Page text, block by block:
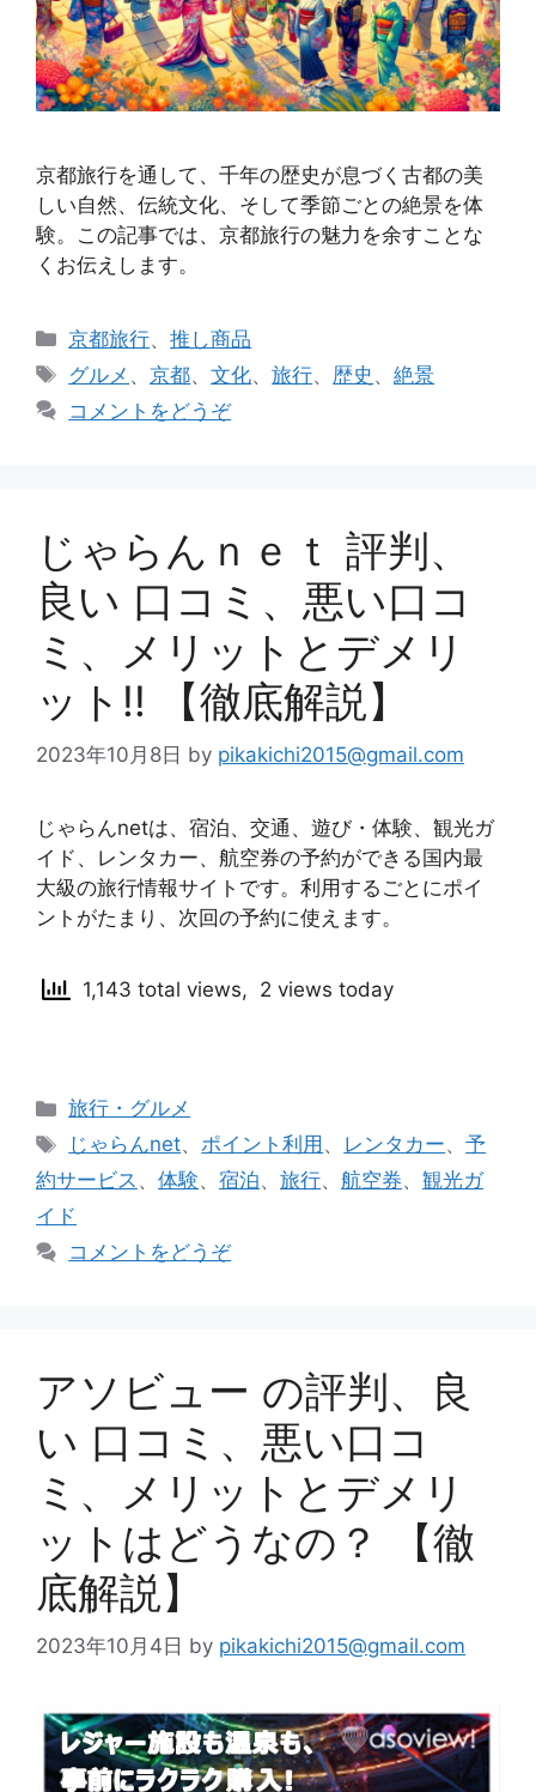
京都旅行を通して、千年の歴史が息づく古都の美
しい自然、伝統文化、そして季節ごとの絶景を体
験。この記事では、京都旅行の魅力を余すことな
くお伝えします。
カ
テ
リ
京都旅行、推し商品
タ
グ
グルメ 、京都、文化、旅行、 歴史 、絶景
コメントをどうぞ
じゃらんｎｅｔ 評判、
良い 口コミ、悪い口コ
ミ、メリットとデメリ
ット!! 【徹底解説】
2023年10月8日 by pikakichi2015@gmail.com
じゃらんnetは、宿泊、交通、遊び・体験、観光ガ
イド、レンタカー、航空券の予約ができる国内最
大級の旅行情報サイトです。利用するごとにポイ
ントがたまり、次回の予約に使えます。
1,143 total views, 2 views today
カ
テ
リ
ー
旅行・グルメ
タ
グ
じゃらんnet、ポイント利用 、 レンタカー、予
約サービス 、 体験、 宿泊、 旅行、 航空券、 観光ガ
イド
コメントをどうぞ
アソビュー の評判、良
い 口コミ、悪い口コ
ミ、メリットとデメリ
ットはどうなの？ 【徹
底解説】
2023年10月4日 by pikakichi2015@gmail.com